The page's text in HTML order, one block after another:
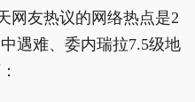
网友热议的网络热点是2
遇难、委内瑞拉7.5级地